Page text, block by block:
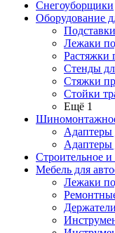
Снегоуборщики
Оборудование
Лежаки
Растяжки
Стенды
Стяжки
Стойки
Ещё 1
Адаптеры
Адаптеры
Строительное и
Мебель для
Лежаки